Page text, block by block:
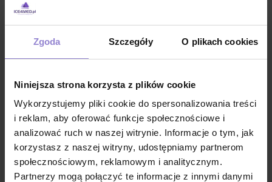
Zgoda Szczegóły O plikach cookies
Niniejsza strona korzysta z plików cookie
Wykorzystujemy pliki cookie do spersonalizowania treści
i reklam, aby oferować funkcje społecznościowe i
analizować ruch w naszej witrynie. Informacje o tym, jak
korzystasz z naszej witryny, udostępniamy partnerom
społecznościowym, reklamowym i analitycznym.
Partnerzy mogą połączyć te informacje z innymi danymi
Charakterystyka
papier do drukarek czarno białych o rozmiarze
wyraźny zapis zapewnia komfort pracy lekarzowi
odczytującemu wynik badania
każda rolka wykorzystywana jest w 100%
wysoki połysk zdjęć
wysoka jakość wydruku
wysoki kontrast i głębia czerni